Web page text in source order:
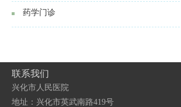
药学门诊
联系我们
兴化市人民医院
地址：兴化市英武南路419号